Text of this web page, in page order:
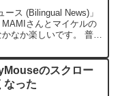
ス (Bilingual News)」
さんとマイケルの
なか楽しいです。 普
のスクロー
なった